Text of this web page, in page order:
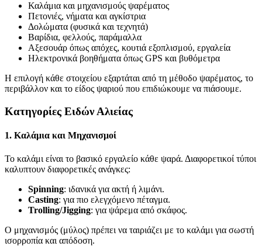
Καλάμια και μηχανισμούς ψαρέματος
Πετονιές, νήματα και αγκίστρια
Δολώματα (φυσικά και τεχνητά)
Βαρίδια, φελλούς, παράμαλλα
Αξεσουάρ όπως απόχες, κουτιά εξοπλισμού, εργαλεία
Ηλεκτρονικά βοηθήματα όπως GPS και βυθόμετρα
Η επιλογή κάθε στοιχείου εξαρτάται από τη μέθοδο ψαρέματος, το
περιβάλλον και το είδος ψαριού που επιδιώκουμε να πιάσουμε.
Κατηγορίες Ειδών Αλιείας
1. Καλάμια και Μηχανισμοί
Το καλάμι είναι το βασικό εργαλείο κάθε ψαρά. Διαφορετικοί τύποι
καλυπτουν διαφορετικές ανάγκες:
Spinning: ιδανικά για ακτή ή λιμάνι.
Casting: για πιο ελεγχόμενο πέταγμα.
Trolling/Jigging: για ψάρεμα από σκάφος.
Ο μηχανισμός (μύλος) πρέπει να ταιριάζει με το καλάμι για σωστή
ισορροπία και απόδοση.